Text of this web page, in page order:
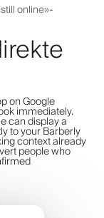
online»-
on Google
immediately.
can display a
to your Barberly
context already
people who